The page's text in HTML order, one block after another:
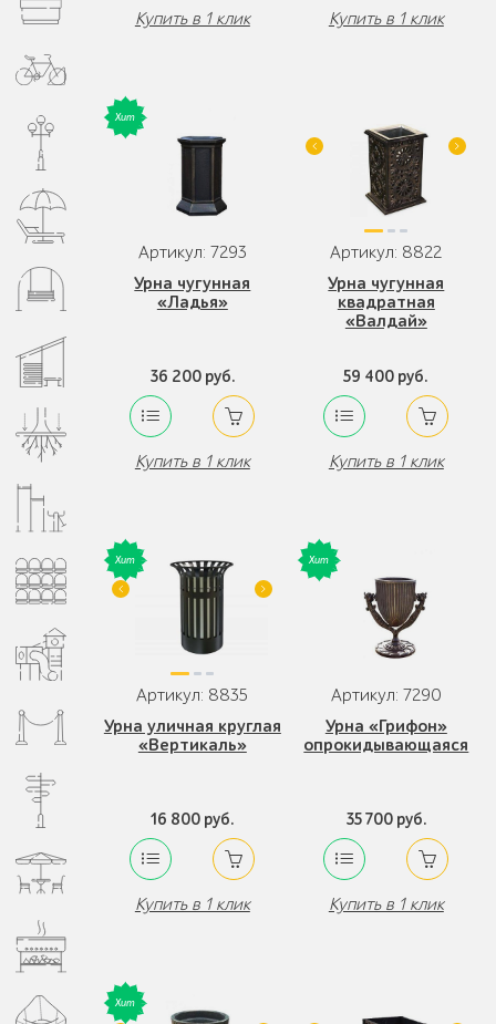
Купить в 1 клик Купить в 1 клик
Артикул: 7293
Урна чугунная
«Ладья»
36 200 руб.
Купить в 1 клик
Артикул: 8822
Урна чугунная
квадратная
«Валдай»
59 400 руб.
Купить в 1 клик
Артикул: 8835
Урна уличная круглая
«Вертикаль»
16 800 руб.
Купить в 1 клик
Артикул: 7290
Урна «Грифон»
опрокидывающаяся
35 700 руб.
Купить в 1 клик